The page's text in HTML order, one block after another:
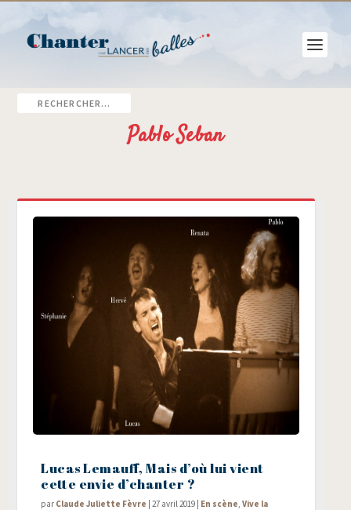
Pablo Seban
Lucas Lemauff, Mais d’où lui vient
cette envie d’chanter ?
par Claude Juliette Fèvre |27 avril 2019 | En scène ,Vive la